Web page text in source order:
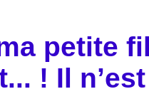
petite
! Il